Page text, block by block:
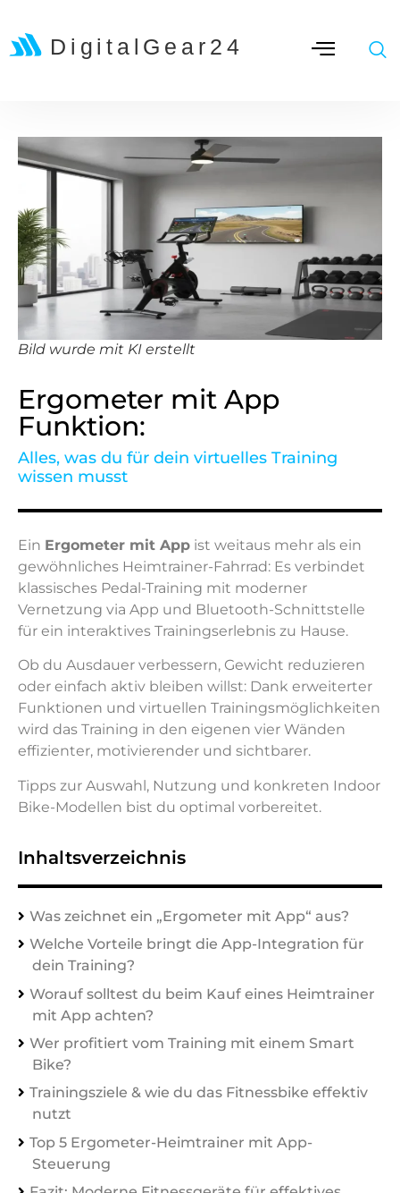
Bild wurde mit KI erstellt
Ergometer mit App
Funktion:
Alles, was du für dein virtuelles Training
wissen musst
Ein Ergometer mit App ist weitaus mehr als ein
gewöhnliches Heimtrainer-Fahrrad: Es verbindet
klassisches Pedal-Training mit moderner
Vernetzung via App und Bluetooth-Schnittstelle
für ein interaktives Trainingserlebnis zu Hause.
Ob du Ausdauer verbessern, Gewicht reduzieren
oder einfach aktiv bleiben willst: Dank erweiterter
Funktionen und virtuellen Trainingsmöglichkeiten
wird das Training in den eigenen vier Wänden
effizienter, motivierender und sichtbarer.
Tipps zur Auswahl, Nutzung und konkreten Indoor
Bike-Modellen bist du optimal vorbereitet.
Inhaltsverzeichnis
Was zeichnet ein „Ergometer mit App“ aus?
Welche Vorteile bringt die App-Integration für
dein Training?
Worauf solltest du beim Kauf eines Heimtrainer
mit App achten?
Wer profitiert vom Training mit einem Smart
Bike?
Trainingsziele & wie du das Fitnessbike effektiv
nutzt
Top 5 Ergometer-Heimtrainer mit App-
Steuerung